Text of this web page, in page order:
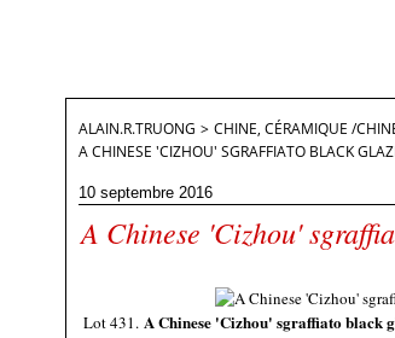
ALAIN.R.TRUONG > CHINE, CÉRAMIQUE /
A CHINESE 'CIZHOU' SGRAFFIATO BLACK
10 septembre 2016
A Chinese 'Cizhou'
Lot 431. A Chinese 'Cizhou' sgraffiato black